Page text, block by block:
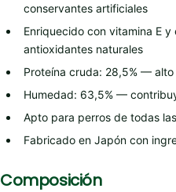
conservantes artificiales
Enriquecido con vitamina E
antioxidantes naturales
Proteína cruda: 28,5% —
Humedad: 63,5% —
Apto para perros de todas
Fabricado en Japón con
Composición